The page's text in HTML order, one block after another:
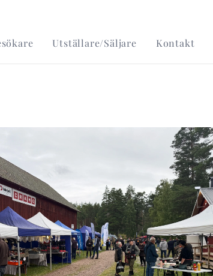
Utställare/Säljare Kontakt